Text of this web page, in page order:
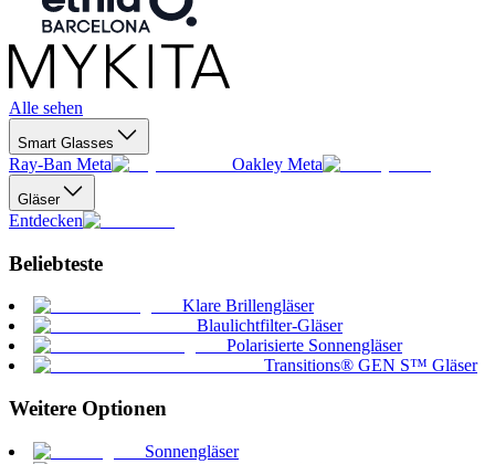
Alle sehen
Smart Glasses
Ray-Ban Meta Oakley Meta
Gläser
Entdecken
Beliebteste
Klare Brillengläser
Blaulichtfilter-Gläser
Polarisierte Sonnengläser
Transitions® GEN S™ Gläser
Weitere Optionen
Sonnengläser